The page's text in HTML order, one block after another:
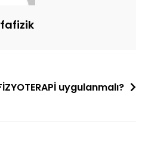
uygulanmalı?